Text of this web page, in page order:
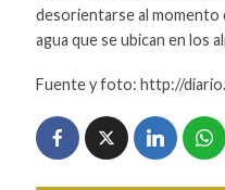
desorientarse al momento
agua que se ubican en los
Fuente y foto: http://